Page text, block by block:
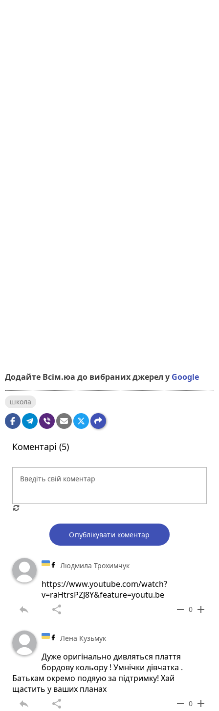
Додайте Всім.юа до вибраних джерел у Google
школа
Коментарі (5)
Опублікувати коментар
Людмила Трохимчук
https://www.youtube.com/watch?
v=raHtrsPZJ8Y&feature=youtu.be
reply share remove 0 add
Лена Кузьмук
Дуже оригінально дивляться плаття
бордову кольору ! Умнічки дівчатка .
Батькам окремо подяую за підтримку! Хай
щастить у ваших планах
reply share remove 0 add